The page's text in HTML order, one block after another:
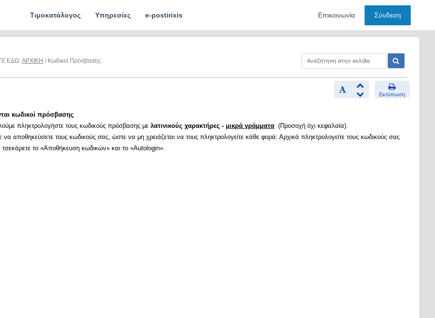
Τιμοκατάλογος Υπηρεσίες e-postirixis Επικοινωνία Σύνδεση
ΕΔΩ:ΑΡΧΙΚΗ / Κωδικοί Πρόσβασης
Εκτύπωση
κωδικοί πρόσβασης
πληκτρολογήστε τους κωδικούς πρόσβασης μελατινικούς χαρακτήρες - μικρά γράμματα (Προσοχή όχι κεφαλαία).
να αποθηκεύσετε τους κωδικούς σας, ώστε να μη χρειάζεται να τους πληκτρολογείτε κάθε φορά: Αρχικά πληκτρολογείτε τους κωδικούς σας
τσεκάρετε το «Αποθήκευση κωδικών» και το «Autologin».